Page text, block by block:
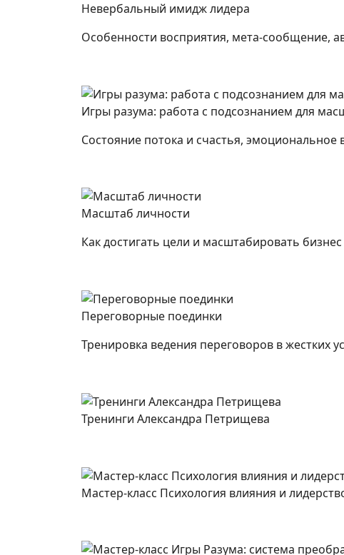
Невербальный имидж лидера
Особенности восприятия, мета-сообщение,
Игры разума: работа с подсознанием для
Состояние потока и счастья, эмоциональное
Масштаб личности
Как достигать цели и масштабировать бизнес
Переговорные поединки
Тренировка ведения переговоров в жестких
Тренинги Александра Петрищева
Мастер-класс Психология влияния и